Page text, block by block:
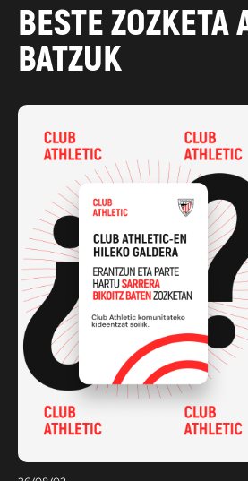
BESTE ZOZKETA
BATZUK